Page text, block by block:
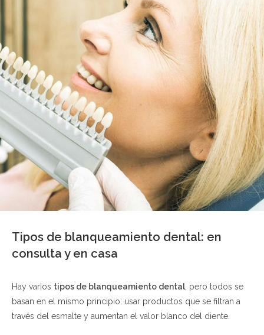
Tipos de blanqueamiento dental: en
consulta y en casa
Hay varios tipos de blanqueamiento dental, pero todos se
basan en el mismo principio: usar productos que se filtran a
través del esmalte y aumentan el valor blanco del diente.